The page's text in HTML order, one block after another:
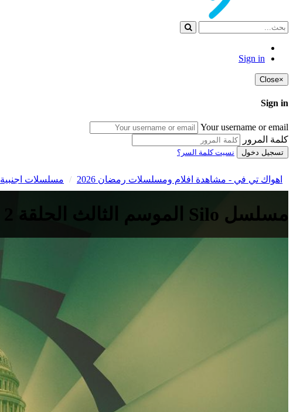
Sign in
×
Close
Sign in
Your username or email
كلمة المرور
تسجيل دخول نسيت كلمة السر؟
اهواك تي في - مشاهدة افلام ومسلسلات رمضان 2026 مسلسلات اجنبية
مسلسل Silo الموسم الثالث الحلقة 2 الثانية مترجمة HD